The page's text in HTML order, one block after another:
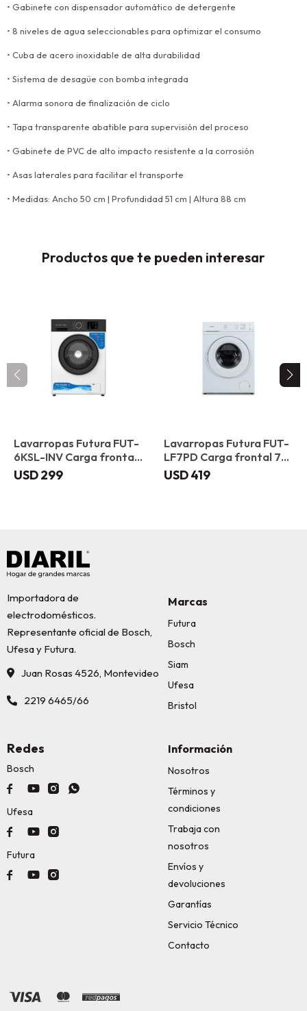
• Gabinete con dispensador automático de detergente
• 8 niveles de agua seleccionables para optimizar el consumo
• Cuba de acero inoxidable de alta durabilidad
• Sistema de desagüe con bomba integrada
• Alarma sonora de finalización de ciclo
• Tapa transparente abatible para supervisión del proceso
• Gabinete de PVC de alto impacto resistente a la corrosión
• Asas laterales para facilitar el transporte
• Medidas: Ancho 50 cm | Profundidad 51 cm | Altura 88 cm
Productos que te pueden interesar
Lavarropas Futura FUT-
6KSL-INV Carga frontal
6 kg
USD299
Lavarropas Futura FUT-
LF7PD Carga frontal 7
kg
USD419
Importadora de
electrodomésticos.
Representante oficial de Bosch,
Ufesa y Futura.
Juan Rosas 4526, Montevideo
2219 6465/66
Marcas
Futura
Bosch
Siam
Ufesa
Bristol
Información
Nosotros
Términos y
condiciones
Trabaja con
nosotros
Envíos y
devoluciones
Garantías
Servicio Técnico
Contacto
Redes
Bosch
   
Ufesa
  
Futura
  